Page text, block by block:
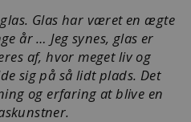
Glas har været en ægte
år … Jeg synes, glas er
af, hvor meget liv og
sig på så lidt plads. Det
og erfaring at blive en